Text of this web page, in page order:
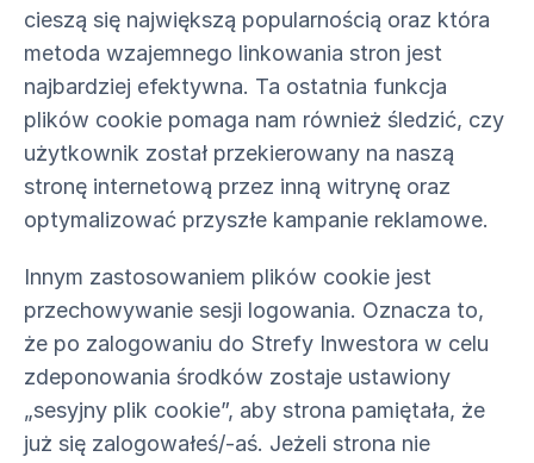
cieszą się największą popularnością oraz która
metoda wzajemnego linkowania stron jest
najbardziej efektywna. Ta ostatnia funkcja
plików cookie pomaga nam również śledzić, czy
użytkownik został przekierowany na naszą
stronę internetową przez inną witrynę oraz
optymalizować przyszłe kampanie reklamowe.
Innym zastosowaniem plików cookie jest
przechowywanie sesji logowania. Oznacza to,
że po zalogowaniu do Strefy Inwestora w celu
zdeponowania środków zostaje ustawiony
„sesyjny plik cookie”, aby strona pamiętała, że
już się zalogowałeś/-aś. Jeżeli strona nie